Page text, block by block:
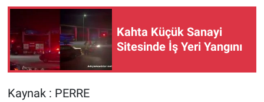
Kahta Küçük Sanayi
Sitesinde İş Yeri Yangını
Kaynak : PERRE